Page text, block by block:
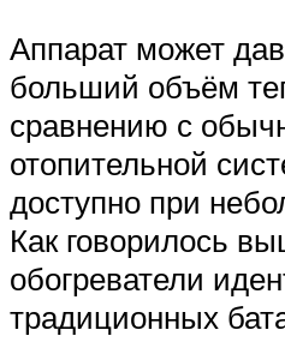
Аппарат может
больший объём
сравнению с
отопительной
доступно при
Как говорилось
обогреватели
традиционных